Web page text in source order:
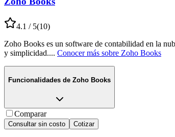
4.1 / 5(10)
Zoho Books es un software de contabilidad en la
y simplicidad.... Conocer más sobre Zoho Books
Funcionalidades de Zoho Books
Comparar
Consultar sin costo Cotizar